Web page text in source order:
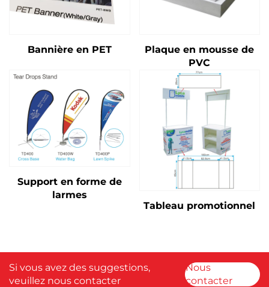
Bannière en PET
Plaque en mousse de
PVC
Support en forme de
larmes
Tableau promotionnel
Si vous avez des suggestions,
veuillez nous contacter
Nous
contacter